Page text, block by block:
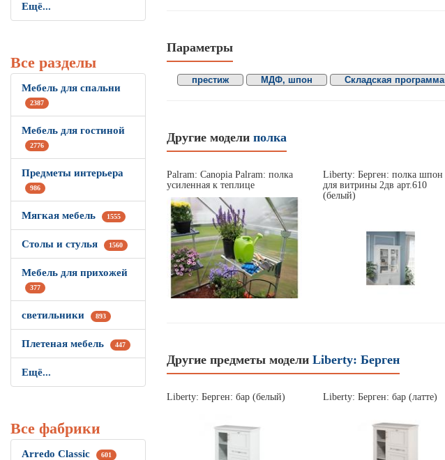
Ещё...
Все разделы
Мебель для спальни
2387
Мебель для гостиной
2776
Предметы интерьера
986
Мягкая мебель 1555
Столы и стулья 1560
Мебель для прихожей
377
светильники 893
Плетеная мебель 447
Ещё...
Все фабрики
Arredo Classic 601
Параметры
престиж МДФ, шпон Складская программа
Другие модели полка
Palram: Canopia Palram: полка
усиленная к теплице
Liberty: Берген: полка шпон
для витрины 2дв арт.610
(белый)
Другие предметы модели Liberty: Берген
Liberty: Берген: бар (белый) Liberty: Берген: бар (латте)